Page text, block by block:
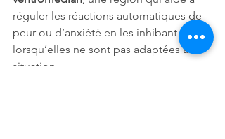
réguler les réactions automatiques de
peur ou d’anxiété en les inhibant
lorsqu’elles ne sont pas adaptées à la
situation.